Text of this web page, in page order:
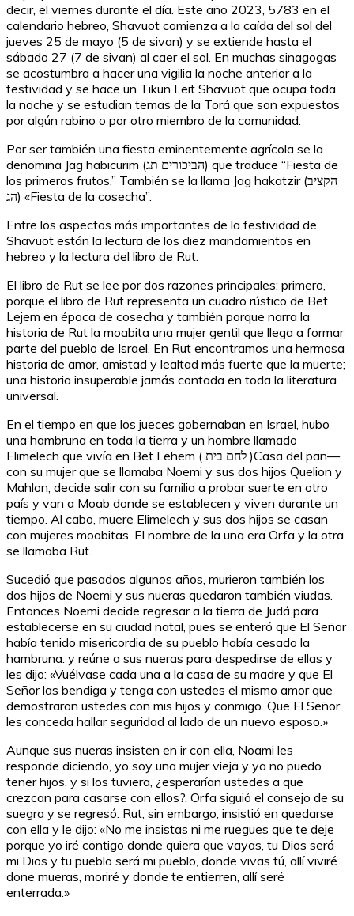
decir, el viernes durante el día. Este año 2023, 5783 en el
calendario hebreo, Shavuot comienza a la caída del sol del
jueves 25 de mayo (5 de sivan) y se extiende hasta el
sábado 27 (7 de sivan) al caer el sol. En muchas sinagogas
se acostumbra a hacer una vigilia la noche anterior a la
festividad y se hace un Tikun Leit Shavuot que ocupa toda
la noche y se estudian temas de la Torá que son expuestos
por algún rabino o por otro miembro de la comunidad.
Por ser también una fiesta eminentemente agrícola se la
denomina Jag habicurim (הביכורים תג) que traduce “Fiesta de
los primeros frutos.” También se la llama Jag hakatzir (הקציב
הג) «Fiesta de la cosecha”.
Entre los aspectos más importantes de la festividad de
Shavuot están la lectura de los diez mandamientos en
hebreo y la lectura del libro de Rut.
El libro de Rut se lee por dos razones principales: primero,
porque el libro de Rut representa un cuadro rústico de Bet
Lejem en época de cosecha y también porque narra la
historia de Rut la moabita una mujer gentil que llega a formar
parte del pueblo de Israel. En Rut encontramos una hermosa
historia de amor, amistad y lealtad más fuerte que la muerte;
una historia insuperable jamás contada en toda la literatura
universal.
En el tiempo en que los jueces gobernaban en Israel, hubo
una hambruna en toda la tierra y un hombre llamado
Elimelech que vivía en Bet Lehem ( לחם בית )Casa del pan—
con su mujer que se llamaba Noemi y sus dos hijos Quelion y
Mahlon, decide salir con su familia a probar suerte en otro
país y van a Moab donde se establecen y viven durante un
tiempo. Al cabo, muere Elimelech y sus dos hijos se casan
con mujeres moabitas. El nombre de la una era Orfa y la otra
se llamaba Rut.
Sucedió que pasados algunos años, murieron también los
dos hijos de Noemi y sus nueras quedaron también viudas.
Entonces Noemi decide regresar a la tierra de Judá para
establecerse en su ciudad natal, pues se enteró que El Señor
había tenido misericordia de su pueblo había cesado la
hambruna. y reúne a sus nueras para despedirse de ellas y
les dijo: «Vuélvase cada una a la casa de su madre y que El
Señor las bendiga y tenga con ustedes el mismo amor que
demostraron ustedes con mis hijos y conmigo. Que El Señor
les conceda hallar seguridad al lado de un nuevo esposo.»
Aunque sus nueras insisten en ir con ella, Noami les
responde diciendo, yo soy una mujer vieja y ya no puedo
tener hijos, y si los tuviera, ¿esperarían ustedes a que
crezcan para casarse con ellos?. Orfa siguió el consejo de su
suegra y se regresó. Rut, sin embargo, insistió en quedarse
con ella y le dijo: «No me insistas ni me ruegues que te deje
porque yo iré contigo donde quiera que vayas, tu Dios será
mi Dios y tu pueblo será mi pueblo, donde vivas tú, allí viviré
done mueras, moriré y donde te entierren, allí seré
enterrada.»